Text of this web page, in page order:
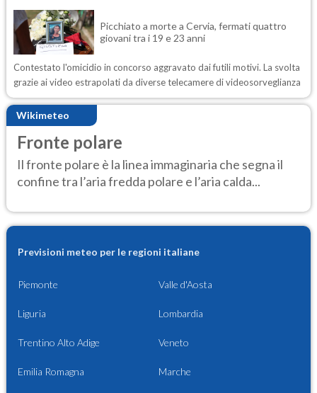
Picchiato a morte a Cervia, fermati quattro
giovani tra i 19 e 23 anni
Contestato l'omicidio in concorso aggravato dai futili motivi. La svolta
grazie ai video estrapolati da diverse telecamere di videosorveglianza
Wikimeteo
Fronte polare
Il fronte polare è la linea immaginaria che segna il
confine tra l’aria fredda polare e l’aria calda...
Previsioni meteo per le regioni italiane
Piemonte Valle d'Aosta
Liguria Lombardia
Trentino Alto Adige Veneto
Emilia Romagna Marche